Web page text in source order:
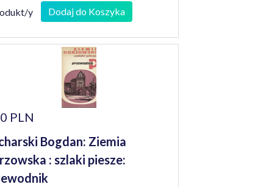
y Dodaj do Koszyka
PLN
Bogdan: Ziemia
: szlaki piesze: